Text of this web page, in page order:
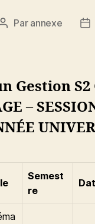
Auteur
Par annexe
Gestion S2
–
Semest
re